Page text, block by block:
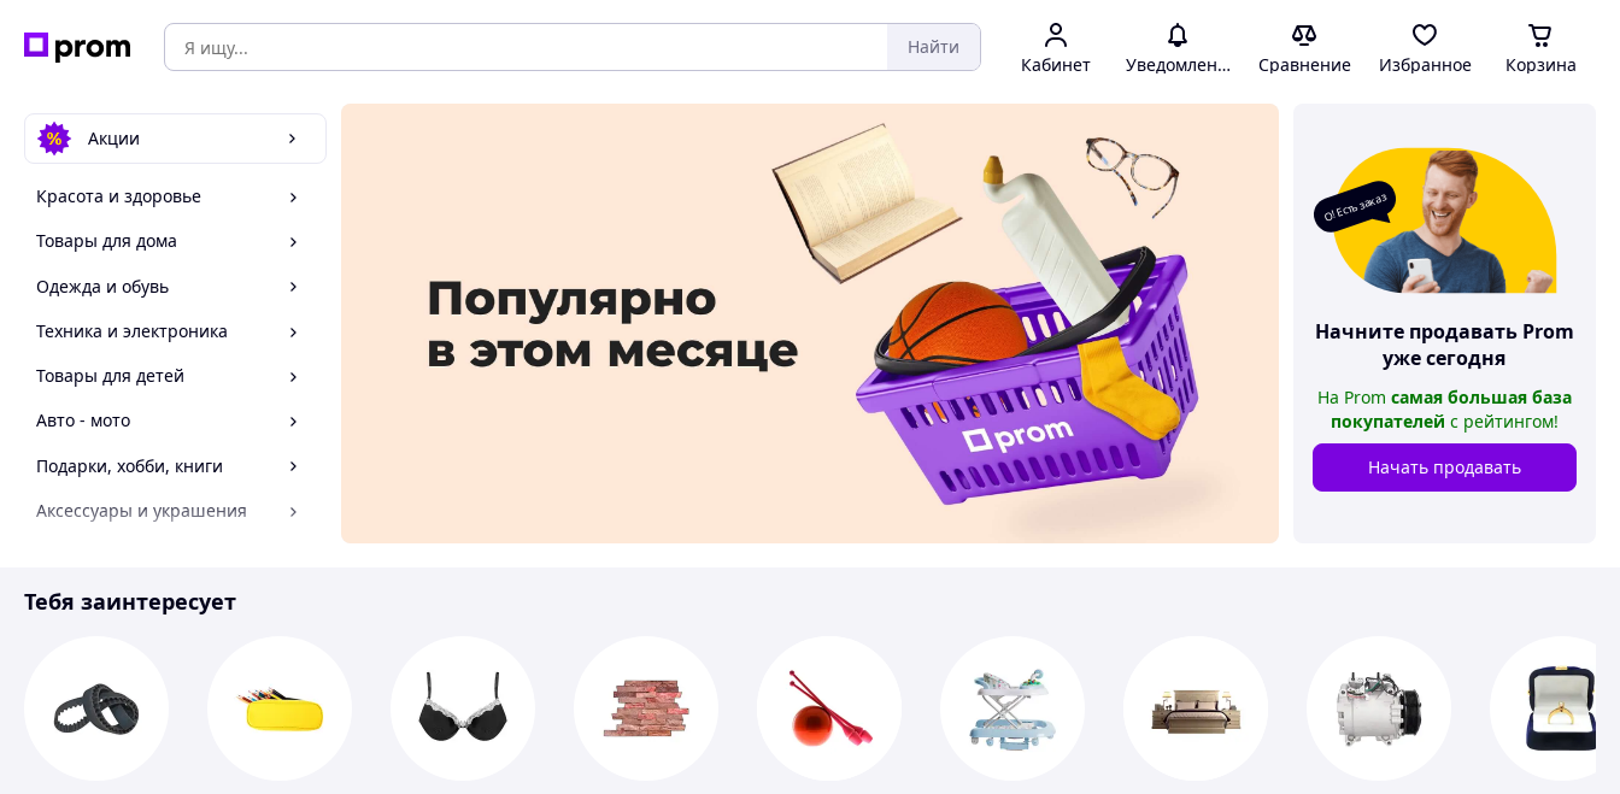
Найти
Кабинет Уведомления Сравнение Избранное Корзина
Акции
Красота и здоровье
Товары для дома
Одежда и обувь
Техника и электроника
Товары для детей
Авто - мото
Подарки, хобби, книги
Аксессуары и украшения
Спорт и отдых
О! Есть заказ
Начните продавать Prom
уже сегодня
На Prom самая большая база
покупателей с рейтингом!
Начать продавать
Тебя заинтересует